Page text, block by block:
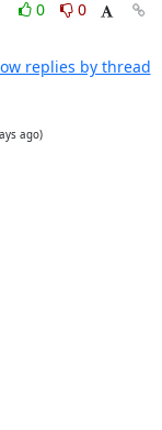
0
0
replies by thread
ago)